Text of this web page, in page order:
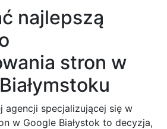
najlepszą
stron w
agencji specjalizującej się w
w Google Białystok to decyzja,